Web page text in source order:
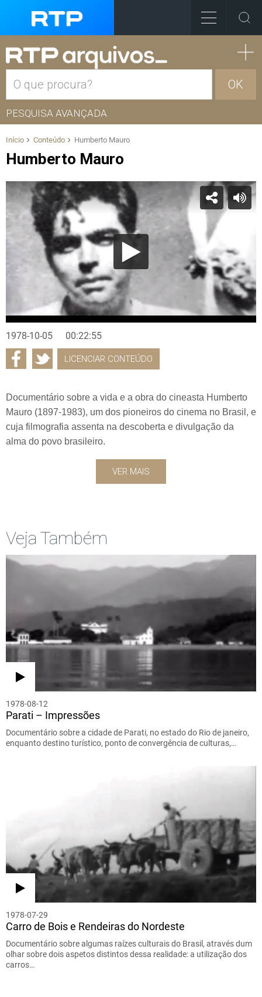
OK
PESQUISA AVANÇADA
Início Conteúdo Humberto Mauro
Humberto Mauro
1978-10-05 00:22:55
LICENCIAR CONTEÚDO
Documentário sobre a vida e a obra do cineasta Humberto
Mauro (1897-1983), um dos pioneiros do cinema no Brasil, e
cuja filmografia assenta na descoberta e divulgação da
alma do povo brasileiro.
VER MAIS
Veja Também
1978-08-12
Parati – Impressões
Documentário sobre a cidade de Parati, no estado do Rio de janeiro,
enquanto destino turístico, ponto de convergência de culturas,…
1978-07-29
Carro de Bois e Rendeiras do Nordeste
Documentário sobre algumas raízes culturais do Brasil, através dum
olhar sobre dois aspetos distintos dessa realidade: a utilização dos
carros…